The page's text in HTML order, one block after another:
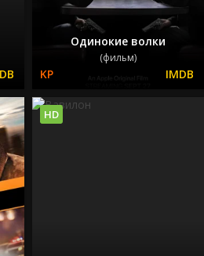
Одинокие волки
(фильм)
HD